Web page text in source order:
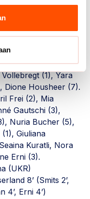
Larissa Nüsser (2),
Luchies (2), Zoë
(6), Angela
(1), Yara
Dione Housheer (7).
Frei (2), Mia
Gautschi (3),
Nuria Bucher (5),
Giuliana
Kuratli, Nora
Erni (3).
(UKR)
8’ (Smits 2’,
4’, Erni 4’)